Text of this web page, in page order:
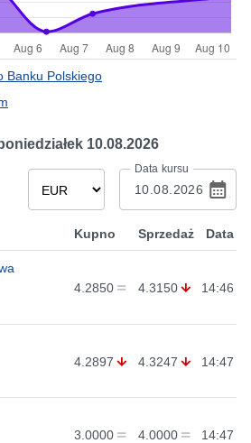
Banku Polskiego
10.08.2026
Data kursu
Kupno Sprzedaż Data
4.2850 4.3150 14:46
4.2897 4.3247 14:47
3.0000 4.0000 14:47